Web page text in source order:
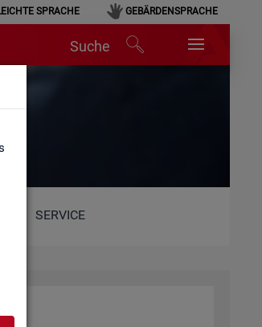
SPRACHE GEBÄRDENSPRACHE
Suche
SERVICE